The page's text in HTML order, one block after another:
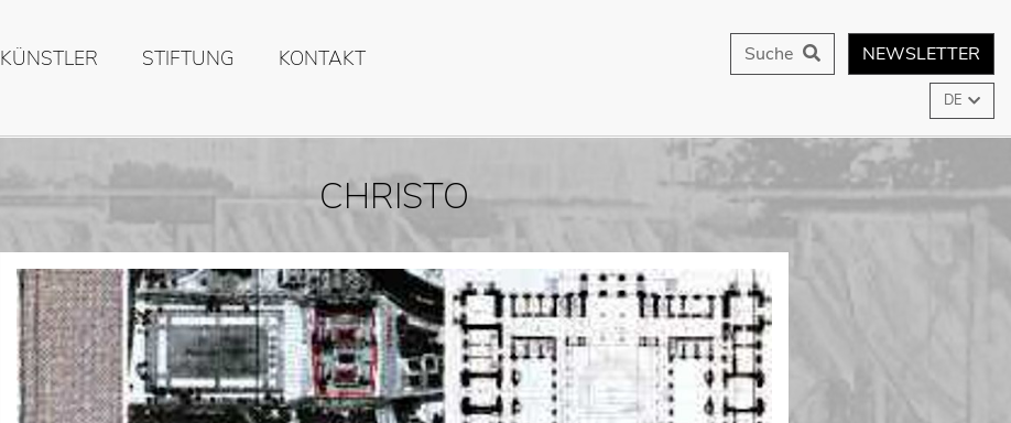
KÜNSTLER STIFTUNG KONTAKT NEWSLETTER
Suche
DE
CHRISTO